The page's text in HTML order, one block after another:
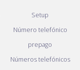
Setup
Número telefónico
prepago
Números telefónicos